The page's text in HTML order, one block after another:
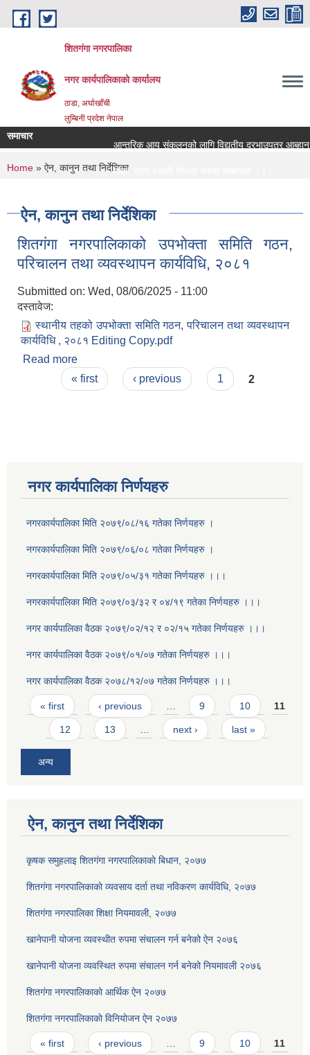
Skip to main content
शितगंगा नगरपालिका
नगर कार्यपालिकाकाे कार्यालय
ठाडा, अर्घाखाँची
लुम्बिनी प्रदेश नेपाल
समाचार
आन्तरिक आय संकलनको लागि विद्युतीय दरभाउपत्र आब्हान
रिक्त पदमा स्थायी शिक्षक सरुवा सम्बन्धमा ।।।
You are here
Home » ऐन, कानुन तथा निर्देशिका
ऐन, कानुन तथा निर्देशिका
शितगंगा नगरपालिकाको उपभोक्ता समिति गठन,
परिचालन तथा व्यवस्थापन कार्यविधि, २०८१
Submitted on: Wed, 08/06/2025 - 11:00
दस्तावेज:
स्थानीय तहको उपभोक्ता समिति गठन, परिचालन तथा व्यवस्थापन
कार्यविधि , २०८१ Editing Copy.pdf
Read more
परिचालन तथा व्यवस्थापन कार्यविधि, २०८१
Pages« first ‹ previous 1 2
नगर कार्यपालिका निर्णयहरु
नगरकार्यपालिका मिति २०७९/०८/१६ गतेका निर्णयहरु ।
नगरकार्यपालिका मिति २०७९/०६/०८ गतेका निर्णयहरु ।
नगरकार्यपालिका मिति २०७९/०५/३१ गतेका निर्णयहरु ।।।
नगरकार्यपालिका मिति २०७९/०३/३२ र ०४/१९ गतेका निर्णयहरु ।।।
नगर कार्यपालिका वैठक २०७९/०२/१२ र ०२/१५ गतेका निर्णयहरु ।।।
नगर कार्यपालिका वैठक २०७९/०१/०७ गतेका निर्णयहरु ।।।
नगर कार्यपालिका वैठक २०७८/१२/०७ गतेका निर्णयहरु ।।।
Pages
« first ‹ previous … 9 10 11
12 13 … next › last »
अन्य
ऐन, कानुन तथा निर्देशिका
कृषक समुहलाइ शितग‌ंगा नगरपालिकाकाे बिधान, २०७७
शितगंगा नगरपालिकाकाे व्यवसाय दर्ता तथा नविकरण कार्यविधि, २०७७
शितगंगा नगरपालिका शिक्षा नियमावली, २०७७
खानेपानी योजना व्यवस्थीत रुपमा संचालन गर्न बनेको ऐन २०७६
खानेपानी योजना व्यवस्थित रुपमा संचालन गर्न बनेको नियमावली २०७६
शितगंगा नगरपालिकाकाे आर्थिक ऐन २०७७
शितगंगा नगरपालिकाकाे विनियाेजन ऐन २०७७
Pages
« first ‹ previous 9 10 11